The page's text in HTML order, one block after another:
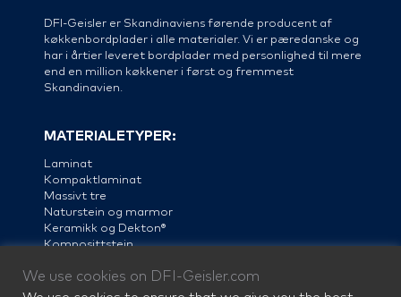
DFI-Geisler er Skandinaviens førende producent af
køkkenbordplader i alle materialer. Vi er pæredanske og
har i årtier leveret bordplader med personlighed til mere
end en million køkkener i først og fremmest
Skandinavien.
MATERIALETYPER:
Laminat
Kompaktlaminat
Massivt tre
Naturstein og marmor
Keramikk og Dekton®
Komposittstein
Stål
We use cookies on DFI-Geisler.com